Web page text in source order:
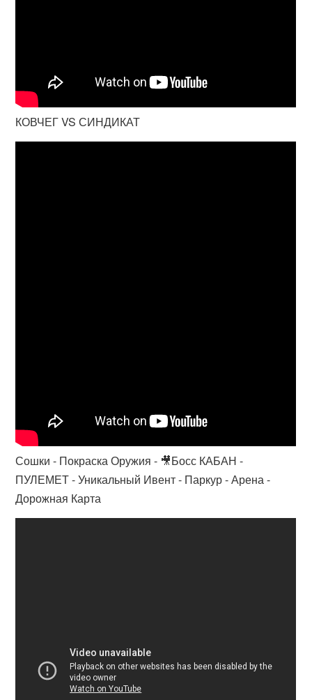
КОВЧЕГ VS СИНДИКАТ
Сошки - Покраска Оружия - 🎥Босс КАБАН -
ПУЛЕМЕТ - Уникальный Ивент - Паркур - Арена -
Дорожная Карта